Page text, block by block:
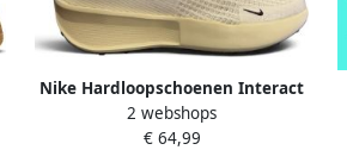
Nike Hardloopschoenen Interact
Run
2 webshops
€ 64,99